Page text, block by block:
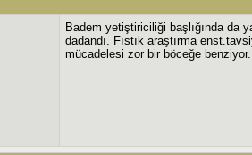
Badem yetiştiriciliği başlığında da
dadandı. Fıstık araştırma
mücadelesi zor bir böceğe